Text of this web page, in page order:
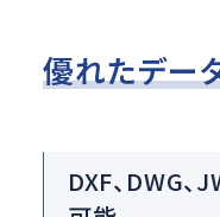
優れたデー
DXF、DWG